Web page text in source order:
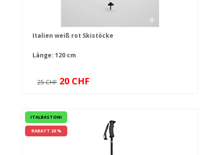
Italien weiß rot Skistöcke
Länge: 120 cm
25 CHF 20 CHF
ITALBASTONI
RABATT 20 %